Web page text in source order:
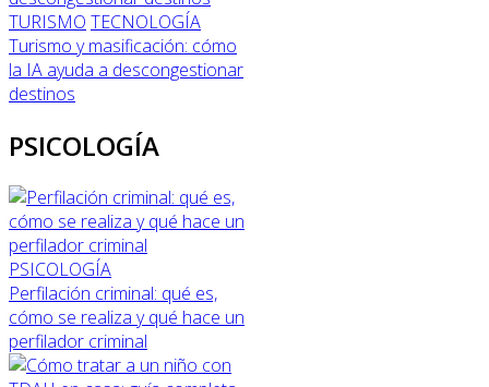
TURISMO TECNOLOGÍA
Turismo y masificación: cómo
la IA ayuda a descongestionar
destinos
PSICOLOGÍA
PSICOLOGÍA
Perfilación criminal: qué es,
cómo se realiza y qué hace un
perfilador criminal